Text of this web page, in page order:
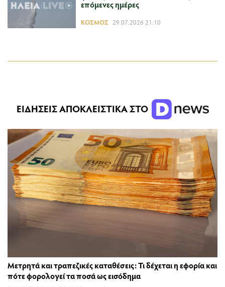
επόμενες ημέρες
ΚΌΣΜΟΣ 29.07.2026 21:10
ΕΙΔΗΣΕΙΣ ΑΠΟΚΛΕΙΣΤΙΚΑ ΣΤΟ
Μετρητά και τραπεζικές καταθέσεις: Τι δέχεται η εφορία και
πότε φορολογεί τα ποσά ως εισόδημα